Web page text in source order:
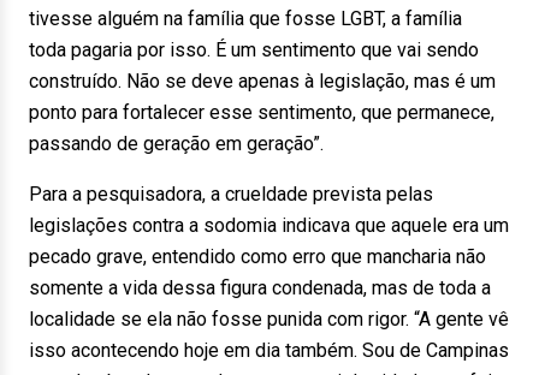
tivesse alguém na família que fosse LGBT, a família
toda pagaria por isso. É um sentimento que vai sendo
construído. Não se deve apenas à legislação, mas é um
ponto para fortalecer esse sentimento, que permanece,
passando de geração em geração”.
Para a pesquisadora, a crueldade prevista pelas
legislações contra a sodomia indicava que aquele era um
pecado grave, entendido como erro que mancharia não
somente a vida dessa figura condenada, mas de toda a
localidade se ela não fosse punida com rigor. “A gente vê
isso acontecendo hoje em dia também. Sou de Campinas